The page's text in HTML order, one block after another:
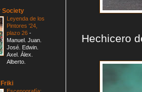
Hechicero
Society
Leyenda de los
Pintores '24,
plazo 26 -
Manuel. Juan.
José. Edwin.
Axel. Álex.
Alberto.